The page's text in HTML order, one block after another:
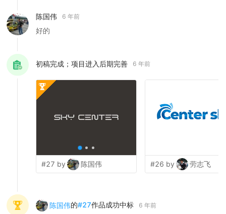
陈国伟 6 年前
好的
初稿完成；项目进入后期完善 6 年前
#27 by 陈国伟 #26 by 劳志飞
陈国伟的#27作品成功中标 6 年前